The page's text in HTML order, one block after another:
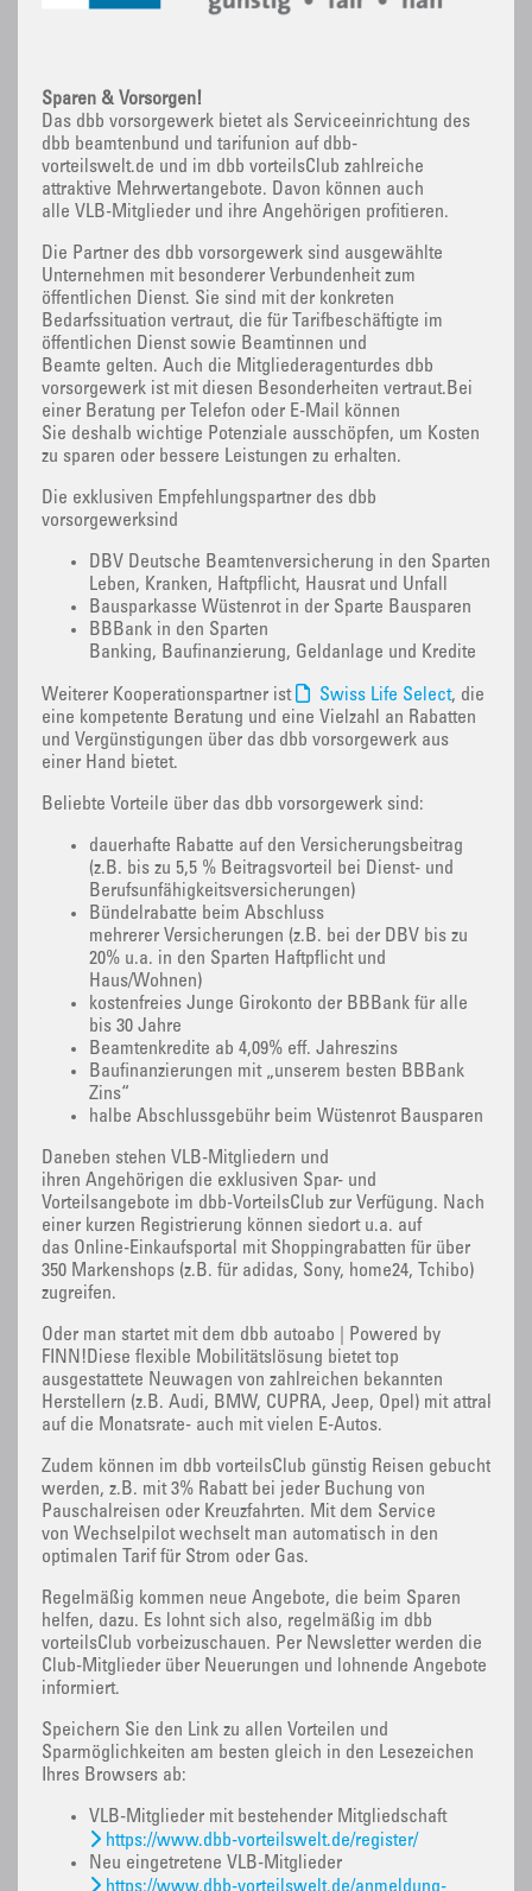
Sparen & Vorsorgen!
Das dbb vorsorgewerk bietet als Serviceeinrichtung des
dbb beamtenbund und tarifunion auf dbb-
vorteilswelt.de und im dbb vorteilsClub zahlreiche
attraktive Mehrwertangebote. Davon können auch
alle VLB-Mitglieder und ihre Angehörigen profitieren.
Die Partner des dbb vorsorgewerk sind ausgewählte
Unternehmen mit besonderer Verbundenheit zum
öffentlichen Dienst. Sie sind mit der konkreten
Bedarfssituation vertraut, die für Tarifbeschäftigte im
öffentlichen Dienst sowie Beamtinnen und
Beamte gelten. Auch die Mitgliederagenturdes dbb
vorsorgewerk ist mit diesen Besonderheiten vertraut.Bei
einer Beratung per Telefon oder E-Mail können
Sie deshalb wichtige Potenziale ausschöpfen, um Kosten
zu sparen oder bessere Leistungen zu erhalten.
Die exklusiven Empfehlungspartner des dbb
vorsorgewerksind
DBV Deutsche Beamtenversicherung in den Sparten
Leben, Kranken, Haftpflicht, Hausrat und Unfall
Bausparkasse Wüstenrot in der Sparte Bausparen
BBBank in den Sparten
Banking, Baufinanzierung, Geldanlage und Kredite
Weiterer Kooperationspartner ist Swiss Life Select, die
eine kompetente Beratung und eine Vielzahl an Rabatten
und Vergünstigungen über das dbb vorsorgewerk aus
einer Hand bietet.
Beliebte Vorteile über das dbb vorsorgewerk sind:
dauerhafte Rabatte auf den Versicherungsbeitrag
(z.B. bis zu 5,5 % Beitragsvorteil bei Dienst- und
Berufsunfähigkeitsversicherungen)
Bündelrabatte beim Abschluss
mehrerer Versicherungen (z.B. bei der DBV bis zu
20% u.a. in den Sparten Haftpflicht und
Haus/Wohnen)
kostenfreies Junge Girokonto der BBBank für alle
bis 30 Jahre
Beamtenkredite ab 4,09% eff. Jahreszins
Baufinanzierungen mit „unserem besten BBBank
Zins“
halbe Abschlussgebühr beim Wüstenrot Bausparen
Daneben stehen VLB-Mitgliedern und
ihren Angehörigen die exklusiven Spar- und
Vorteilsangebote im dbb-VorteilsClub zur Verfügung. Nach
einer kurzen Registrierung können siedort u.a. auf
das Online-Einkaufsportal mit Shoppingrabatten für über
350 Markenshops (z.B. für adidas, Sony, home24, Tchibo)
zugreifen.
Oder man startet mit dem dbb autoabo | Powered by
FINN!Diese flexible Mobilitätslösung bietet top
ausgestattete Neuwagen von zahlreichen bekannten
Herstellern (z.B. Audi, BMW, CUPRA, Jeep, Opel) mit
auf die Monatsrate- auch mit vielen E-Autos.
Zudem können im dbb vorteilsClub günstig Reisen gebucht
werden, z.B. mit 3% Rabatt bei jeder Buchung von
Pauschalreisen oder Kreuzfahrten. Mit dem Service
von Wechselpilot wechselt man automatisch in den
optimalen Tarif für Strom oder Gas.
Regelmäßig kommen neue Angebote, die beim Sparen
helfen, dazu. Es lohnt sich also, regelmäßig im dbb
vorteilsClub vorbeizuschauen. Per Newsletter werden die
Club-Mitglieder über Neuerungen und lohnende Angebote
informiert.
Speichern Sie den Link zu allen Vorteilen und
Sparmöglichkeiten am besten gleich in den Lesezeichen
Ihres Browsers ab:
VLB-Mitglieder mit bestehender Mitgliedschaft
https://www.dbb-vorteilswelt.de/register/
Neu eingetretene VLB-Mitglieder